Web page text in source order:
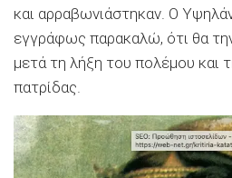
και αρραβωνιάστηκαν. Ο
εγγράφως παρακαλώ, ότι θα
μετά τη λήξη του πολέμου και
πατρίδας.